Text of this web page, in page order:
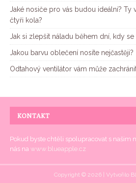
Jaké nosiče pro vás budou ideální? Ty
čtyři kola?
Jak si zlepšit náladu během dní, kdy
Jakou barvu oblečení nosíte nejčastěji?
Odtahový ventilátor vám může
KONTAKT
Pokud byste chtěli spolupracovat s našim
nás na www.blueapple.cz
Copyright © 2026 | Vytvořilo